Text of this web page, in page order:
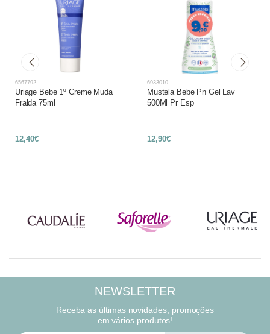
6567792
Uriage Bebe 1º Creme Muda
Fralda 75ml
12,40€
6933010
Mustela Bebe Pn Gel Lav
500Ml Pr Esp
12,90€
NEWSLETTER
Receba as últimas novidades, promoções
em vários produtos!